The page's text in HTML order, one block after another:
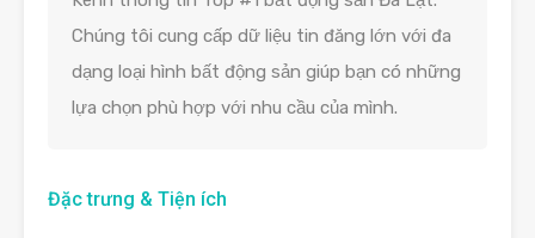
Chúng tôi cung cấp dữ liệu tin đăng lớn với đa
dạng loại hình bất động sản giúp bạn có những
lựa chọn phù hợp với nhu cầu của mình.
Đặc trưng & Tiện ích